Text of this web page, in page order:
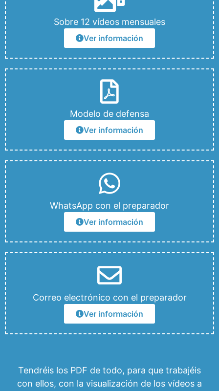
Sobre 12 vídeos mensuales
Ver información
Modelo de defensa
Ver información
WhatsApp con el preparador
Ver información
Correo electrónico con el preparador
Ver información
Tendréis los PDF de todo, para que trabajéis
con ellos, con la visualización de los vídeos a